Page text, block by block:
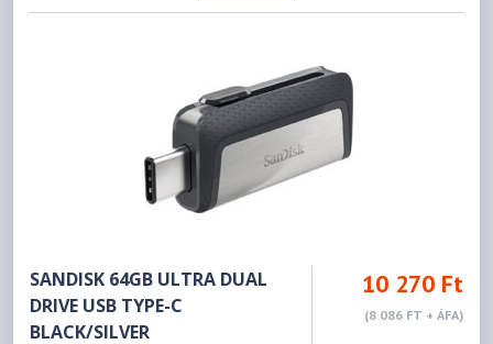
SANDISK 64GB ULTRA DUAL
DRIVE USB TYPE-C
BLACK/SILVER
10 270 Ft
(8 086 FT + ÁFA)